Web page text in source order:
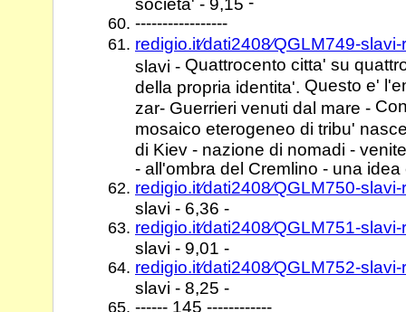
-----------------
redigio.it⁄dati2408⁄QGLM749-
slavi - Quattrocento citta' su
della propria identita'. Questo e'
zar- Guerrieri venuti dal mare -
mosaico eterogeneo di tribu'
di Kiev - nazione di nomadi -
- all'ombra del Cremlino - una
redigio.it⁄dati2408⁄QGLM750-
slavi - 6,36 -
redigio.it⁄dati2408⁄QGLM751-
slavi - 9,01 -
redigio.it⁄dati2408⁄QGLM752-
slavi - 8,25 -
------ 145 ------------